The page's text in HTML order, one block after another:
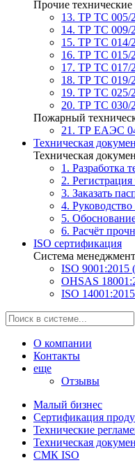
Прочие технические
13. ТР ТС 005/
14. ТР ТС 009/
15. ТР ТС 014/
16. ТР ТС 015/
17. ТР ТС 017/
18. ТР ТС 019/
19. ТР ТС 025/
20. ТР ТС 030/
Пожарный
21. ТР ЕАЭС
Техническая
Техническая
1. Разработка
2.
3. Заказать
4.
5.
6. Расчёт
ISO сертификация
Система
ISO
OHSAS
ISO
О компании
Контакты
еще
Отзывы
Малый бизнес
Сертификация
Технические
Техническая
СМК ISO